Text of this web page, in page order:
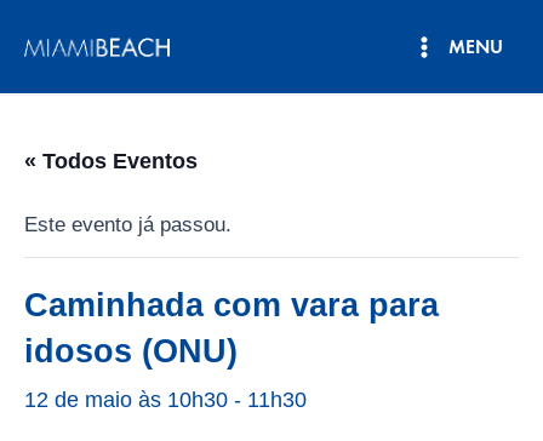
para
MENU
« Todos Eventos
Este evento já passou.
Caminhada com vara para
idosos (ONU)
12 de maio às 10h30 - 11h30